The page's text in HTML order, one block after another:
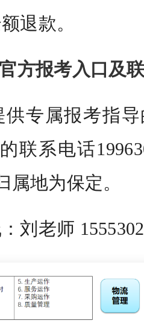
退款。
方报考入口及
专属报考指
联系电话
属地为保定。
刘老师